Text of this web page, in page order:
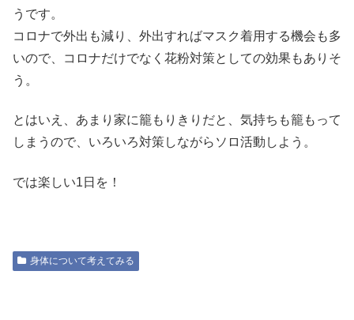
うです。
コロナで外出も減り、外出すればマスク着用する機会も多
いので、コロナだけでなく花粉対策としての効果もありそ
う。
とはいえ、あまり家に籠もりきりだと、気持ちも籠もって
しまうので、いろいろ対策しながらソロ活動しよう。
では楽しい1日を！
身体について考えてみる